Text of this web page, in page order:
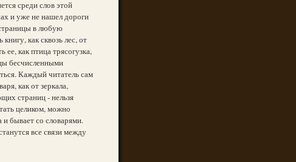
среди слов этой
и уже не нашел дороги
в любую
как сквозь лес, от
ее, как птица трясогузка,
бесчисленными
Каждый читатель сам
как от зеркала,
страниц - нельзя
целиком, можно
и бывает со словарями.
все связи между